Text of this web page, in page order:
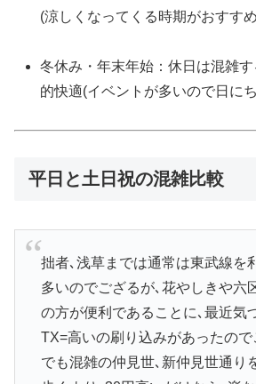
(涼しくなってくる時期がおすす
冬休み・年末年始：休日は混雑
的快適(イベントが多いので日に
平日と土日祝の混雑比較
拙者､浅草までは通常は東武線を
多いのでござるが､花やしきや六
の方が便利であることに､最近気
TX=高いの刷り込みがあったので
でも混雑の仲見世､新仲見世通り